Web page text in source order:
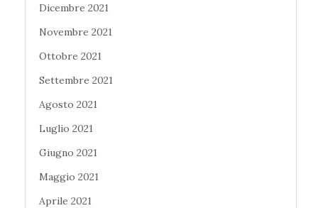
Dicembre 2021
Novembre 2021
Ottobre 2021
Settembre 2021
Agosto 2021
Luglio 2021
Giugno 2021
Maggio 2021
Aprile 2021